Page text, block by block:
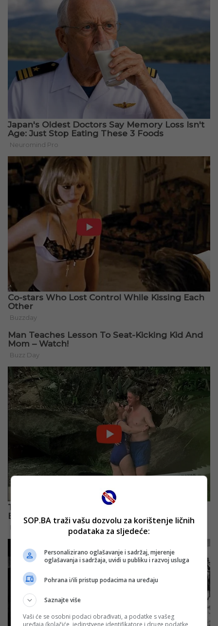
SOP.BA traži vašu dozvolu za korištenje ličnih
podataka za sljedeće:
Personalizirano oglašavanje i sadržaj, mjerenje
oglašavanja i sadržaja, uvidi u publiku i razvoj usluga
Pohrana i/ili pristup podacima na uređaju
Saznajte više
Vaši će se osobni podaci obrađivati, a podatke s vašeg
uređaja (kolačiće, jedinstvene identifikatore i druge podatke